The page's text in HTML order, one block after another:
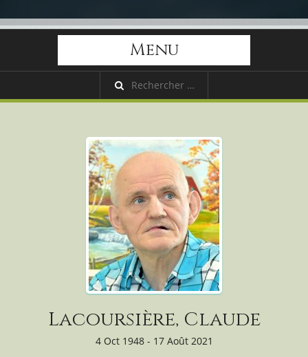
Menu
Lacoursière, Claude
4 Oct 1948 - 17 Août 2021